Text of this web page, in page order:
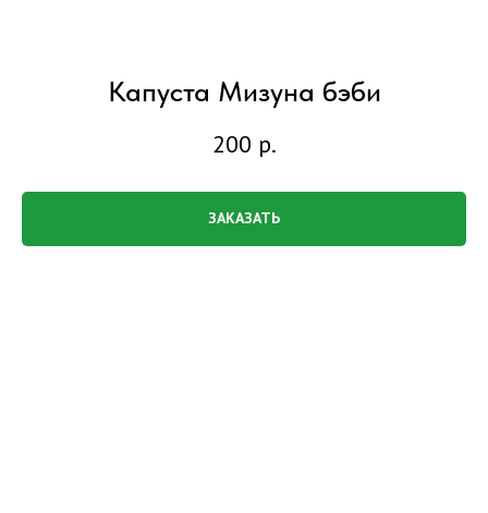
Капуста Мизуна бэби
200 р.
ЗАКАЗАТЬ